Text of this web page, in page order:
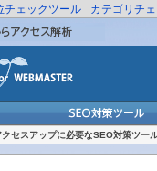
チェックツール カテゴリチ
セスアップに必要なSEO対策ツー